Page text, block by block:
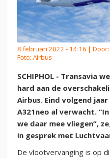
8 februari 2022 - 14:16 | Door:
Foto: Airbus
SCHIPHOL - Transavia
hard aan de
Airbus. Eind volgend
A321neo al verwacht.
we daar mee vliegen”,
in gesprek met
De vlootvervanging is op